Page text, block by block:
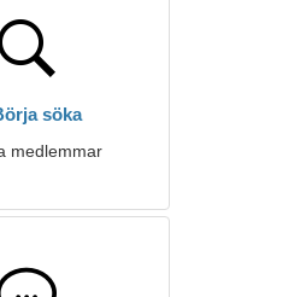
söka
medlemmar